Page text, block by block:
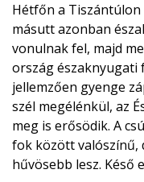
Hétfőn a Tiszántúlon
másutt azonban
vonulnak fel, majd
ország
jellemzően gyenge
szél megélénkül, az
meg is erősödik. A
fok között valószínű,
hűvösebb lesz. Késő